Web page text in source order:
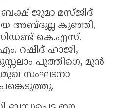
ജുമാ മസ്ജിദ്
അബ്ദുല്ല കുഞ്ഞി,
കെ.എസ്.
റഷീദ് ഹാജി,
പുത്തിഗെ, മുൻ
സംഘടനാ